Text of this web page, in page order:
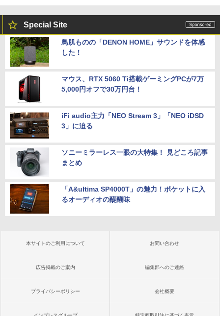
Special Site
鳥肌ものの「DENON HOME」サウンドを体感
した！
マウス、RTX 5060 Ti搭載ゲーミングPCが7万
5,000円オフで30万円台！
iFi audio主力「NEO Stream 3」「NEO iDSD
3」に迫る
ソニーミラーレス一眼の大特集！ 見どころ記事
まとめ
「A&ultima SP4000T」の魅力！ポケットに入
るオーディオの醍醐味
本サイトのご利用について お問い合わせ
広告掲載のご案内 編集部へのご連絡
プライバシーポリシー 会社概要